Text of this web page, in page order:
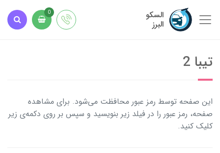
السکو
البرز
0
تیبا 2
این صفحه توسط رمز عبور محافظت می‌شود. برای مشاهده
صفحه، رمز عبور را در فیلد زیر بنویسید و سپس بر روی دکمه‌ی زیر
کلیک کنید.